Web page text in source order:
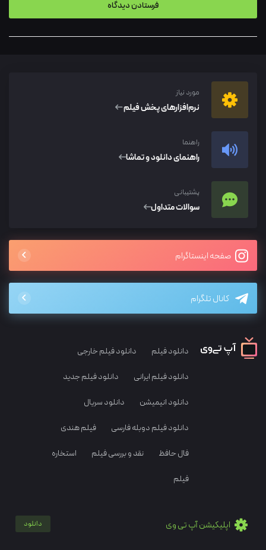
مورد نیاز
نرم‌افزار‌های پخش فیلم
راهنما
راهنمای دانلود و تماشا
پشتیبانی
سوالات متداول
صفحه اینستاگرام
کانال تلگرام
دانلود فیلم دانلود فیلم خارجی
دانلود فیلم ایرانی دانلود فیلم جدید
دانلود انیمیشن دانلود سریال
دانلود فیلم دوبله فارسی فیلم هندی
فال حافظ نقد و بررسی فیلم استخاره
فیلم
اپلیکیشن آپ تی وی دانلود